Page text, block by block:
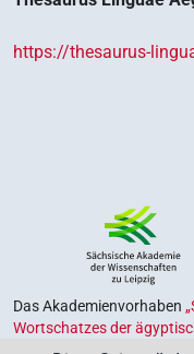
https://thesaurus-
Das Akademienvorhaben
Wortschatzes der
Alten Ägypten‟
ist Teil